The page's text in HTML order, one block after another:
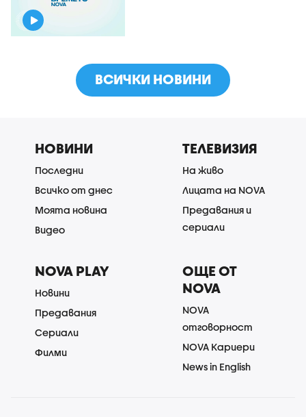
ВСИЧКИ НОВИНИ
НОВИНИ
Последни
Всичко от днес
Моята новина
Видео
ТЕЛЕВИЗИЯ
На живо
Лицата на NOVA
Предавания и
сериали
NOVA PLAY
Новини
Предавания
Сериали
Филми
ОЩЕ ОТ
NOVA
NOVA
отговорност
NOVA Кариери
News in English